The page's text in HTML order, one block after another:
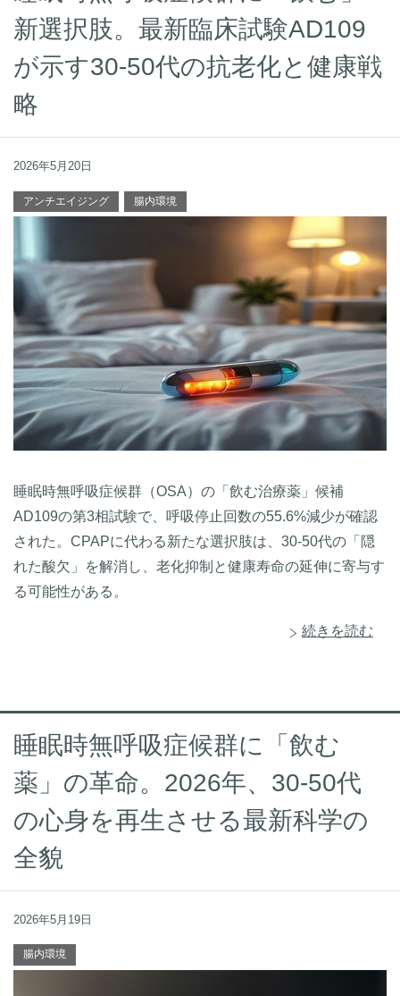
新選択肢。最新臨床試験AD109
が示す30-50代の抗老化と健康戦
略
2026年5月20日
アンチエイジング 腸内環境
睡眠時無呼吸症候群（OSA）の「飲む治療薬」候補
AD109の第3相試験で、呼吸停止回数の55.6%減少が確認
された。CPAPに代わる新たな選択肢は、30-50代の「隠
れた酸欠」を解消し、老化抑制と健康寿命の延伸に寄与す
る可能性がある。
続きを読む
睡眠時無呼吸症候群に「飲む
薬」の革命。2026年、30-50代
の心身を再生させる最新科学の
全貌
2026年5月19日
腸内環境